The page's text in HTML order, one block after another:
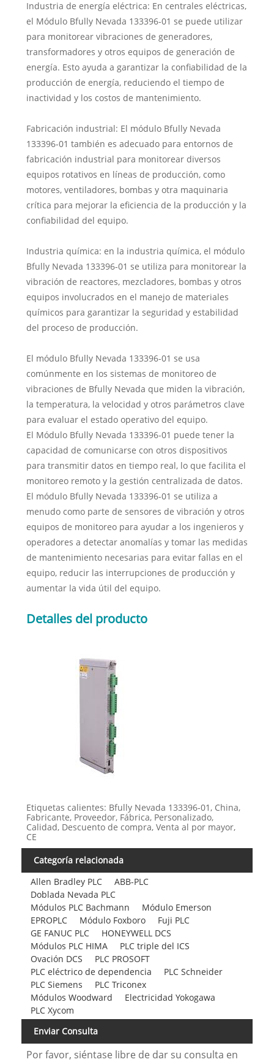
Industria de energía eléctrica: En centrales eléctricas,
el Módulo Bfully Nevada 133396-01 se puede utilizar
para monitorear vibraciones de generadores,
transformadores y otros equipos de generación de
energía. Esto ayuda a garantizar la confiabilidad de la
producción de energía, reduciendo el tiempo de
inactividad y los costos de mantenimiento.
Fabricación industrial: El módulo Bfully Nevada
133396-01 también es adecuado para entornos de
fabricación industrial para monitorear diversos
equipos rotativos en líneas de producción, como
motores, ventiladores, bombas y otra maquinaria
crítica para mejorar la eficiencia de la producción y la
confiabilidad del equipo.
Industria química: en la industria química, el módulo
Bfully Nevada 133396-01 se utiliza para monitorear la
vibración de reactores, mezcladores, bombas y otros
equipos involucrados en el manejo de materiales
químicos para garantizar la seguridad y estabilidad
del proceso de producción.
El módulo Bfully Nevada 133396-01 se usa
comúnmente en los sistemas de monitoreo de
vibraciones de Bfully Nevada que miden la vibración,
la temperatura, la velocidad y otros parámetros clave
para evaluar el estado operativo del equipo.
El Módulo Bfully Nevada 133396-01 puede tener la
capacidad de comunicarse con otros dispositivos
para transmitir datos en tiempo real, lo que facilita el
monitoreo remoto y la gestión centralizada de datos.
El módulo Bfully Nevada 133396-01 se utiliza a
menudo como parte de sensores de vibración y otros
equipos de monitoreo para ayudar a los ingenieros y
operadores a detectar anomalías y tomar las medidas
de mantenimiento necesarias para evitar fallas en el
equipo, reducir las interrupciones de producción y
aumentar la vida útil del equipo.
Detalles del producto
Etiquetas calientes: Bfully Nevada 133396-01, China,
Fabricante, Proveedor, Fábrica, Personalizado,
Calidad, Descuento de compra, Venta al por mayor,
CE
Categoría relacionada
Allen Bradley PLC
ABB-PLC
Doblada Nevada PLC
Módulos PLC Bachmann
Módulo Emerson
EPROPLC
Módulo Foxboro
Fuji PLC
GE FANUC PLC
HONEYWELL DCS
Módulos PLC HIMA
PLC triple del ICS
Ovación DCS
PLC PROSOFT
PLC eléctrico de dependencia
PLC Schneider
PLC Siemens
PLC Triconex
Módulos Woodward
Electricidad Yokogawa
PLC Xycom
Enviar Consulta
Por favor, siéntase libre de dar su consulta en